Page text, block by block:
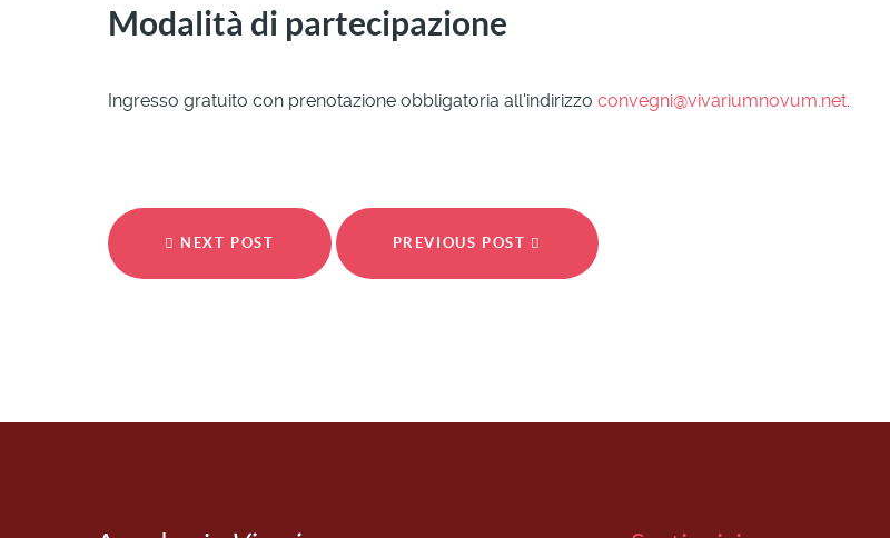
Modalità di partecipazione
Ingresso gratuito con prenotazione obbligatoria all'indirizzo convegni@vivariumnovum.net.
NEXT POST PREVIOUS POST